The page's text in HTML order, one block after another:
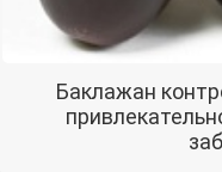
Баклажан